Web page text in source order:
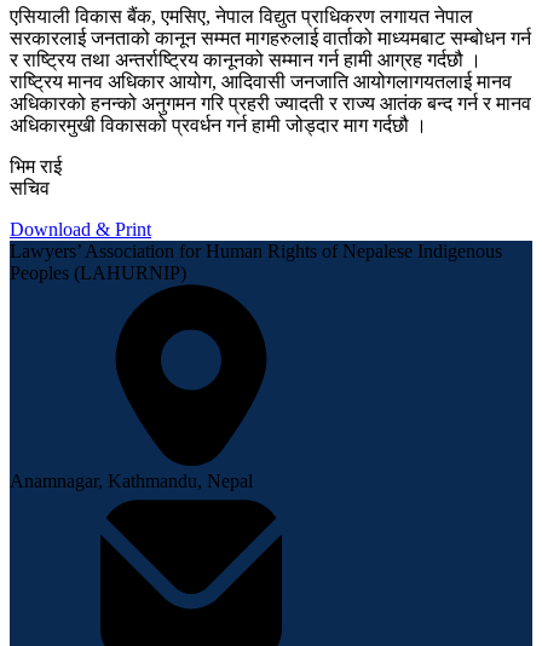
एसियाली विकास बैंक, एमसिए, नेपाल विद्युत प्राधिकरण लगायत नेपाल
सरकारलाई जनताको कानून सम्मत मागहरुलाई वार्ताको माध्यमबाट सम्बोधन गर्न
र राष्ट्रिय तथा अन्तर्राष्ट्रिय कानूनको सम्मान गर्न हामी आग्रह गर्दछौ ।
राष्ट्रिय मानव अधिकार आयोग, आदिवासी जनजाति आयोगलागयतलाई मानव
अधिकारको हनन्को अनुगमन गरि प्रहरी ज्यादती र राज्य आतंक बन्द गर्न र मानव
अधिकारमुखी विकासको प्रवर्धन गर्न हामी जोड्दार माग गर्दछौ ।
भिम राई
सचिव
Download & Print
Lawyers’ Association for Human Rights of Nepalese Indigenous
Peoples (LAHURNIP)
Anamnagar, Kathmandu, Nepal